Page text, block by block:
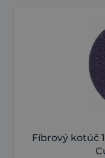
Fíbrový kotúč